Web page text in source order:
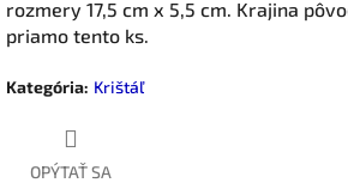
rozmery 17,5 cm x 5,5 cm. Krajina
priamo tento ks.
Kategória: Krištáľ
OPÝTAŤ SA